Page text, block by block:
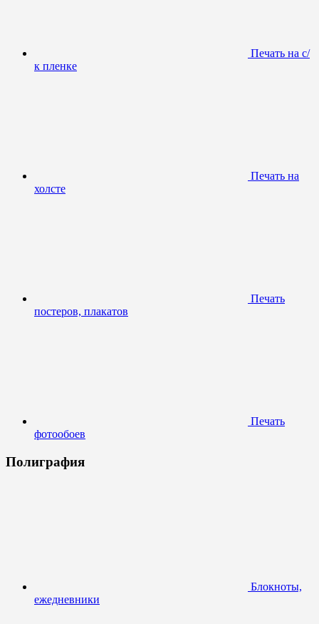
Печать на с/
к пленке
Печать на
холсте
Печать
постеров, плакатов
Печать
фотообоев
Полиграфия
Блокноты,
ежедневники